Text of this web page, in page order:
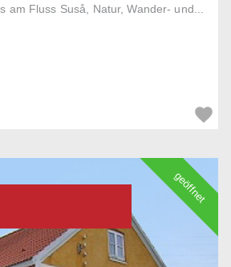
am Fluss Suså, Natur, Wander- und...
geöffnet